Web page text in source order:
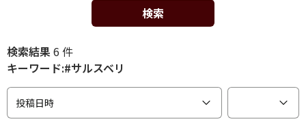
検索
検索結果6 件
キーワード:#サルスベリ
投稿日時